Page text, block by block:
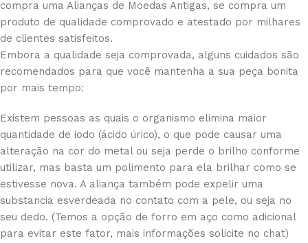
compra uma Alianças de Moedas Antigas, se compra um
produto de qualidade comprovado e atestado por milhares
de clientes satisfeitos.
Embora a qualidade seja comprovada, alguns cuidados são
recomendados para que você mantenha a sua peça bonita
por mais tempo:
Existem pessoas as quais o organismo elimina maior
quantidade de iodo (ácido úrico), o que pode causar uma
alteração na cor do metal ou seja perde o brilho conforme
utilizar, mas basta um polimento para ela brilhar como se
estivesse nova. A aliança também pode expelir uma
substancia esverdeada no contato com a pele, ou seja no
seu dedo. (Temos a opção de forro em aço como adicional
para evitar este fator, mais informações solicite no chat)